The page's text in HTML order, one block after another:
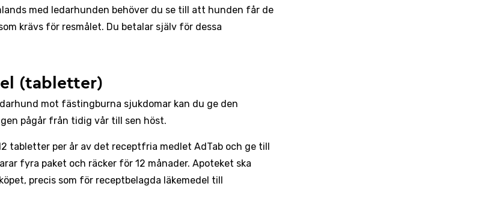
med ledarhunden behöver du se till att hunden får de
krävs för resmålet. Du betalar själv för dessa
(tabletter)
mot fästingburna sjukdomar kan du ge den
pågår från tidig vår till sen höst.
tabletter per år av det receptfria medlet AdTab och ge till
fyra paket och räcker för 12 månader. Apoteket ska
precis som för receptbelagda läkemedel till